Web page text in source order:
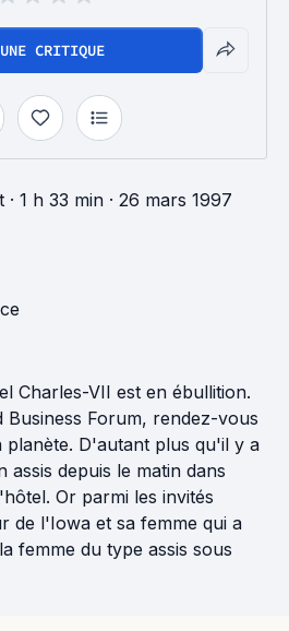
CRITIQUE
· 1 h 33 min · 26 mars 1997
Charles-VII est en ébullition.
Business Forum, rendez-vous
planète. D'autant plus qu'il y a
assis depuis le matin dans
Or parmi les invités
de l'Iowa et sa femme qui a
femme du type assis sous